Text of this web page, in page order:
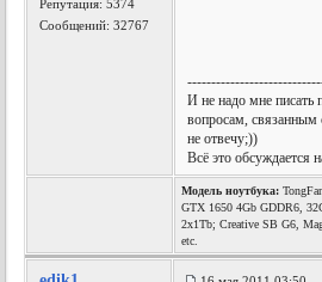
Репутация:5374
Сообщений: 32767
И не надо мне писать
вопросам, связанным
не отвечу;))
Всё это
Модель ноутбука:
GTX 1650 4Gb GDDR6,
2x1Tb; Creative SB G6,
etc.